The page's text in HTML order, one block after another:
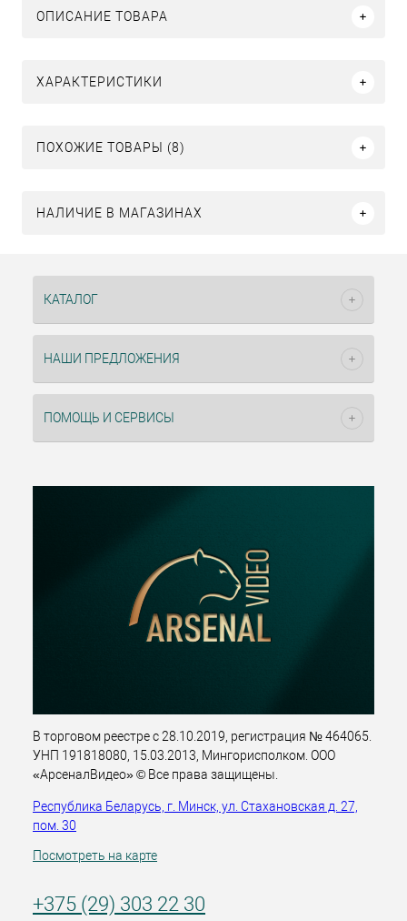
ОПИСАНИЕ ТОВАРА
ХАРАКТЕРИСТИКИ
ПОХОЖИЕ ТОВАРЫ (8)
НАЛИЧИЕ В МАГАЗИНАХ
КАТАЛОГ
НАШИ ПРЕДЛОЖЕНИЯ
ПОМОЩЬ И СЕРВИСЫ
В торговом реестре с 28.10.2019, регистрация № 464065.
УНП 191818080, 15.03.2013, Мингорисполком. ООО
«АрсеналВидео» © Все права защищены.
Республика Беларусь, г. Минск, ул. Стахановская д. 27,
пом. 30
Посмотреть на карте
+375 (29) 303 22 30